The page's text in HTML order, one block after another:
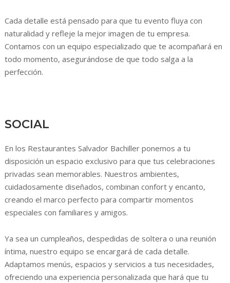
Cada detalle está pensado para que tu evento fluya con
naturalidad y refleje la mejor imagen de tu empresa.
Contamos con un equipo especializado que te acompañará en
todo momento, asegurándose de que todo salga a la
perfección.
SOCIAL
En los Restaurantes Salvador Bachiller ponemos a tu
disposición un espacio exclusivo para que tus celebraciones
privadas sean memorables. Nuestros ambientes,
cuidadosamente diseñados, combinan confort y encanto,
creando el marco perfecto para compartir momentos
especiales con familiares y amigos.
Ya sea un cumpleaños, despedidas de soltera o una reunión
íntima, nuestro equipo se encargará de cada detalle.
Adaptamos menús, espacios y servicios a tus necesidades,
ofreciendo una experiencia personalizada que hará que tu